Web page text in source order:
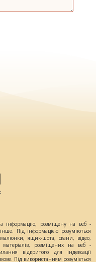
інформацію, розміщену на веб -
Під інформацією розуміються
малюнки, ящик-шота, скани, відео,
розміщених на веб -
відкритого для індексації
Під використанням розуміється